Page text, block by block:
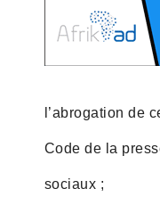
l’abrogation de
Code de la
sociaux ;